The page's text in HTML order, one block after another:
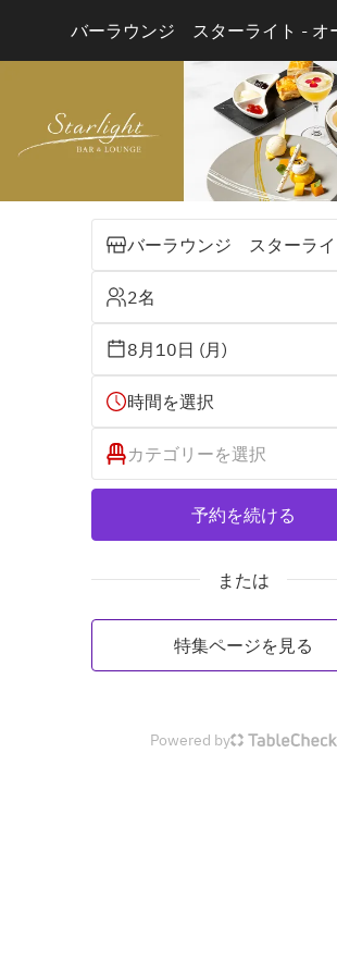
バーラウンジ　スターライト - オ
バーラウンジ スターライ
2名
8月10日 (月)
時間を選択
カテゴリーを選択
予約を続ける
または
特集ページを見る
Powered by